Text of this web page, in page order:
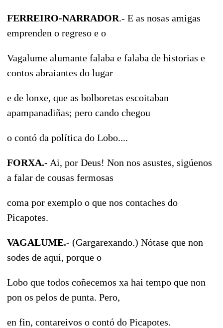
FERREIRO-NARRADOR.- E as nosas amigas
emprenden o regreso e o
Vagalume alumante falaba e falaba de historias e
contos abraiantes do lugar
e de lonxe, que as bolboretas escoitaban
apampanadiñas; pero cando chegou
o contó da política do Lobo....
FORXA.- Ai, por Deus! Non nos asustes, sigúenos
a falar de cousas fermosas
coma por exemplo o que nos contaches do
Picapotes.
VAGALUME.- (Gargarexando.) Nótase que non
sodes de aquí, porque o
Lobo que todos coñecemos xa hai tempo que non
pon os pelos de punta. Pero,
en fin, contareivos o contó do Picapotes.